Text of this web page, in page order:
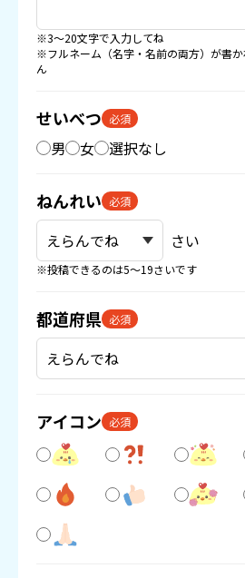
※3〜20文字で入力してね
※フルネーム（名字・名前の両方）が書
ん
せいべつ 必須
男 女 選択なし
ねんれい 必須
さい
※投稿できるのは5〜19さいです
都道府県 必須
アイコン 必須